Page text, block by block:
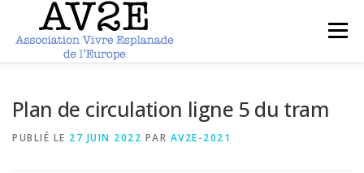
contenu
Menu
Plan de circulation ligne 5 du tram
PUBLIÉ LE 27 JUIN 2022 PAR AV2E-2021